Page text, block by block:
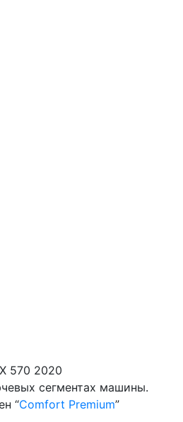
570 2020
сегментах машины.
“Comfort Premium”